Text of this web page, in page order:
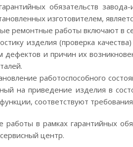
обязательств
изготовителем,
ремонтные работы включают в
изделия (проверка
дефектов и причин их
работоспособного
на приведение изделия в
соответствуют
работы в рамках гарантийных
центр.